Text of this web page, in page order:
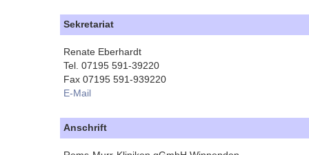
Sekretariat
Renate Eberhardt
Tel. 07195 591-39220
Fax 07195 591-939220
E-Mail
Anschrift